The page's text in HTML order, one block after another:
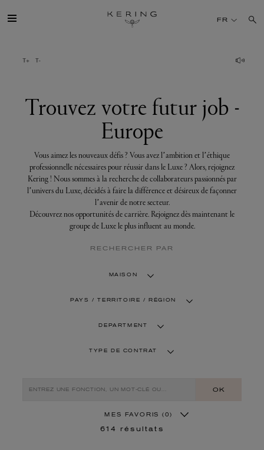
votre
futur
DÉV. DURABLE
FINANCE
PRESSE
FR
Trouvez votre futur job -
Europe
Vous aimez les nouveaux défis ? Vous avez l’ambition et l’éthique
professionnelle nécessaires pour réussir dans le Luxe ? Alors, rejoignez
Kering ! Nous sommes à la recherche de collaborateurs passionnés par
l’univers du Luxe, décidés à faire la différence et désireux de façonner
l’avenir de notre secteur.
Découvrez nos opportunités de carrière. Rejoignez dès maintenant le
groupe de Luxe le plus influent au monde.
RECHERCHER PAR
MAISON
PAYS / TERRITOIRE / RÉGION
DEPARTMENT
TYPE DE CONTRAT
OK
MES FAVORIS (0)
614 résultats